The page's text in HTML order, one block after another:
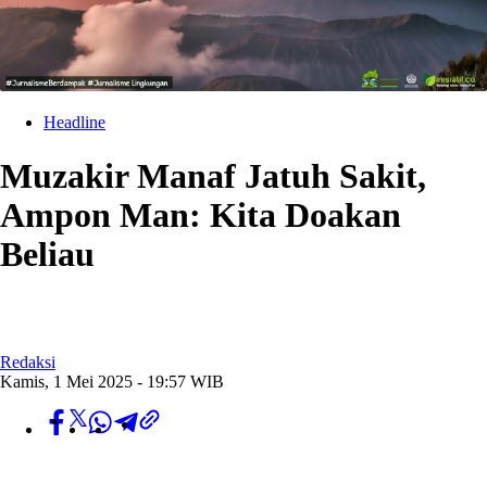
Headline
Muzakir Manaf Jatuh Sakit,
Ampon Man: Kita Doakan
Beliau
Redaksi
Kamis, 1 Mei 2025 - 19:57 WIB